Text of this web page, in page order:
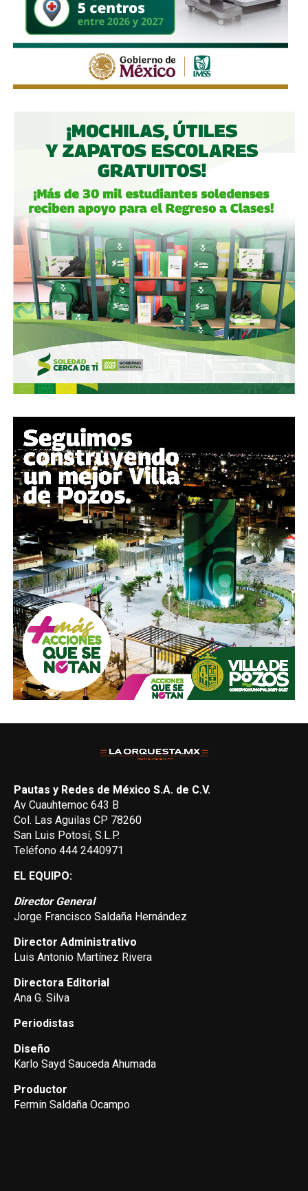
Pautas y Redes de México S.A. de C.V.
Av Cuauhtemoc 643 B
Col. Las Aguilas CP 78260
San Luis Potosí, S.L.P.
Teléfono 444 2440971
EL EQUIPO:
Director General
Jorge Francisco Saldaña Hernández
Director Administrativo
Luis Antonio Martínez Rivera
Directora Editorial
Ana G. Silva
Periodistas
Diseño
Karlo Sayd Sauceda Ahumada
Productor
Fermin Saldaña Ocampo